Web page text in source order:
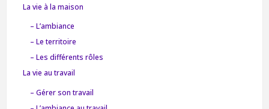
La vie à la maison
– L’ambiance
– Le territoire
– Les différents rôles
La vie au travail
– Gérer son travail